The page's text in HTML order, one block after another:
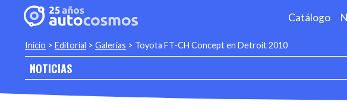
Catálogo
Inicio > Editorial > Galerias > Toyota FT-CH Concept en Detroit 2010
NOTICIAS